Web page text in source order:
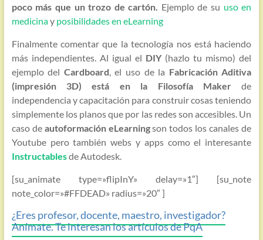
poco más que un trozo de cartón. Ejemplo de su uso en
medicinay posibilidades en eLearning
Finalmente comentar que la tecnología nos está haciendo
más independientes. Al igual el DIY(hazlo tu mismo) del
ejemplo del Cardboard, el uso de la Fabricación Aditiva
(impresión 3D) está en la Filosofía Makerde
independencia y capacitación para construir cosas teniendo
simplemente los planos que por las redes son accesibles. Un
caso de autoformación eLearningson todos los canales de
Youtube pero también webs y apps como el interesante
Instructablesde Autodesk.
[su_animate type=»flipInY» delay=»1″] [su_note
note_color=»#FFDEAD» radius=»20″ ]
¿Eres profesor, docente, maestro, investigador?
Anímate. Te interesan los artículos de PqA